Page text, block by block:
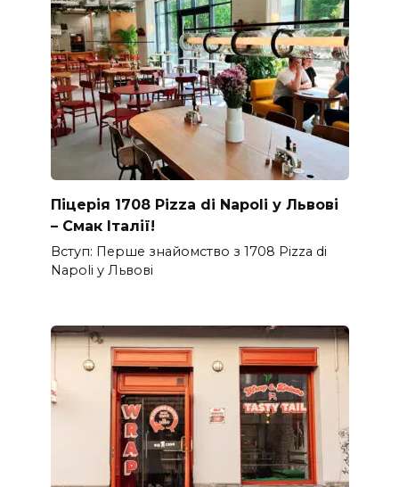
Піцерія 1708 Pizza di Napoli у Львові
– Смак Італії!
Вступ: Перше знайомство з 1708 Pizza di
Napoli у Львові